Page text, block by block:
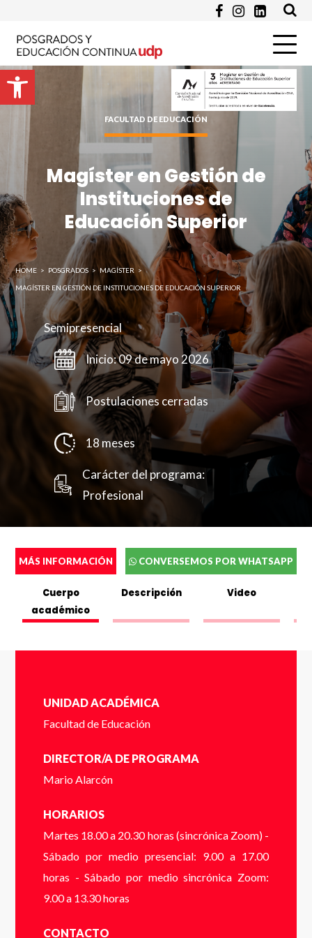
Abrir barra de herramientas
Enviar
FACULTAD DE EDUCACIÓN
Magíster en Gestión de
Instituciones de
Educación Superior
HOME > POSGRADOS > MAGÍSTER >
MAGÍSTER EN GESTIÓN DE INSTITUCIONES DE EDUCACIÓN SUPERIOR
Semipresencial
Inicio: 09 de mayo 2026
Postulaciones cerradas
18 meses
Carácter del programa:
Profesional
MÁS INFORMACIÓN CONVERSEMOS POR WHATSAPP
Cuerpo
académico
Descripción Video
UNIDAD ACADÉMICA
Facultad de Educación
DIRECTOR/A DE PROGRAMA
Mario Alarcón
HORARIOS
Martes 18.00 a 20.30 horas (sincrónica Zoom) -
Sábado por medio presencial: 9.00 a 17.00
horas - Sábado por medio sincrónica Zoom:
9.00 a 13.30 horas
CONTACTO
Completa el siguente formulario y puedes
ver o descargar el folleto.
Nombres*
Completa el siguente formulario y nos pondremos en
contacto contigo a la brevedad.
Cédula de identidad sin puntos ni guión (Ej: